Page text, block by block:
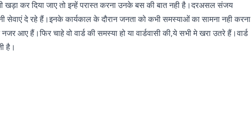
खड़ा कर दिया जाए तो इन्हें परास्त करना उनके बस की बात नही है।दरअसल संजय
सेवाएं दे रहे हैं।इनके कार्यकाल के दौरान जनता को कभी समस्याओं का सामना नही करना
आए हैं।फिर चाहे वो वार्ड की समस्या हो या वार्डवासी की,ये सभी मे खरा उतरे हैं।वार्ड
है।